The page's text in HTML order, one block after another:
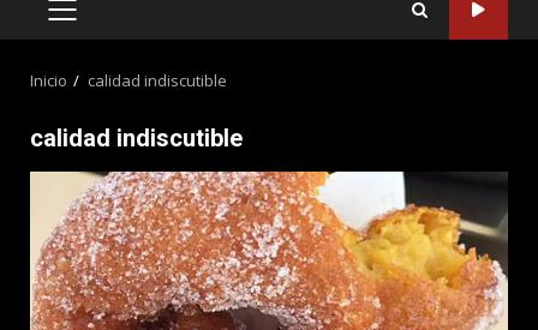
MENÚ
Inicio calidad indiscutible
calidad indiscutible